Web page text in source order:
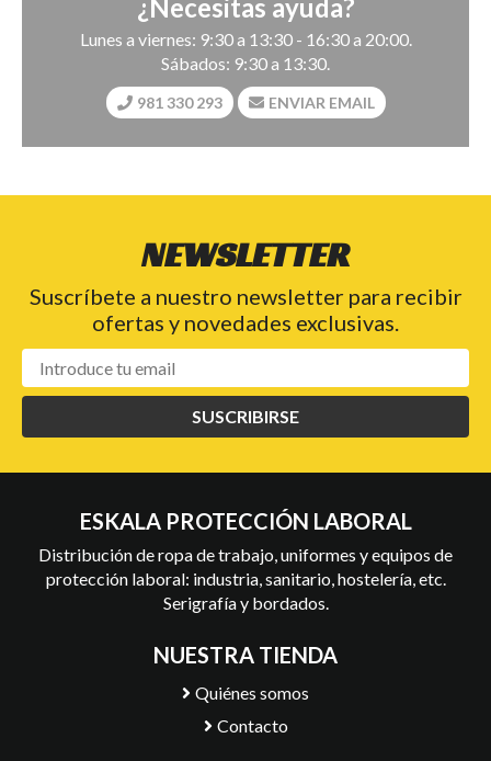
¿Necesitas ayuda?
Lunes a viernes: 9:30 a 13:30 - 16:30 a 20:00.
Sábados: 9:30 a 13:30.
981 330 293 ENVIAR EMAIL
NEWSLETTER
Suscríbete a nuestro newsletter para recibir
ofertas y novedades exclusivas.
SUSCRIBIRSE
ESKALA PROTECCIÓN LABORAL
Distribución de ropa de trabajo, uniformes y equipos de
protección laboral: industria, sanitario, hostelería, etc.
Serigrafía y bordados.
NUESTRA TIENDA
Quiénes somos
Contacto